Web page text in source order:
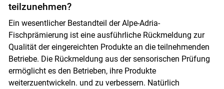
teilzunehmen?
Ein wesentlicher Bestandteil der Alpe-Adria-
Fischprämierung ist eine ausführliche Rückmeldung zur
Qualität der eingereichten Produkte an die teilnehmenden
Betriebe. Die Rückmeldung aus der sensorischen Prüfung
ermöglicht es den Betrieben, ihre Produkte
weiterzuentwickeln. und zu verbessern. Natürlich